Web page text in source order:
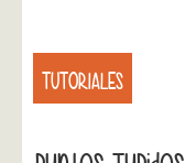
TUTORIALES